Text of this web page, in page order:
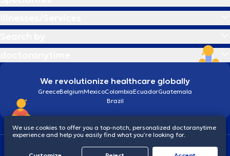
We revolutionize healthcare globally
GreeceBelgiumMexicoColombiaEcuadorGuatemala
Brazil
Cookiesdoctoranytime: Data Protection Policy
We use cookies to offer you a top-notch, personalized doctoranytime
experience and help you easily find what you’re looking for.